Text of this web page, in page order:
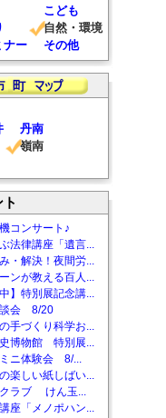
こども
自然・環境
ナー
その他
丹南
嶺南
コンサート♪
法律講座「遺言...
・解決！夜間労...
ンが教える百人...
】特別展記念講...
談会 8/20
手づくり科学お...
博物館 特別展...
ニ体験会 8/...
楽しい紙しばい...
クラブ けん玉...
座「メノポハン...